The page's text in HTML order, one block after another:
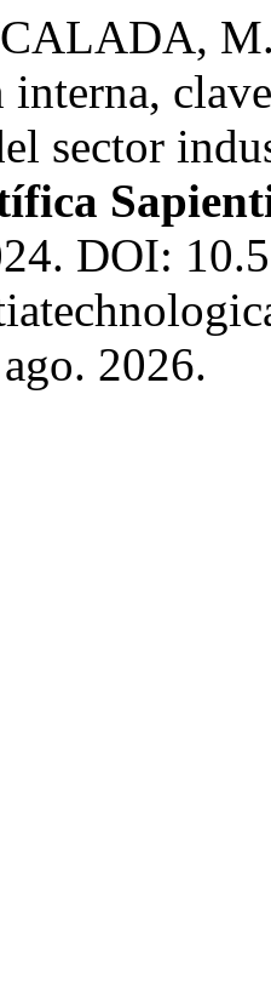
sector
DOI:
2026.